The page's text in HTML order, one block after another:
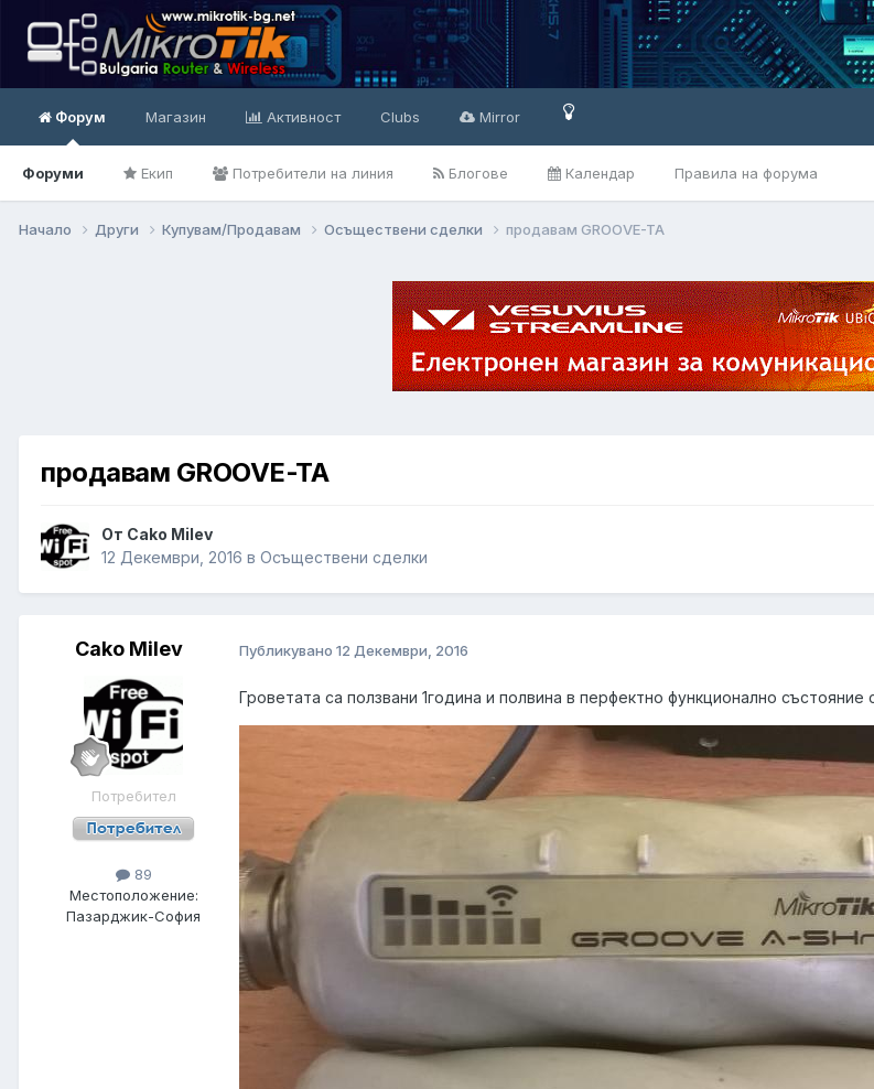
Форум
Форуми Екип Потребители на линия Блогове Календар Правила на форума
Магазин Активност Clubs Mirror
Начало Други Купувам/Продавам Осъществени сделки продавам GROOVE-TA
продавам GROOVE-TA
От Cako Milev
12 Декември, 2016 в Осъществени сделки
Cako Milev
Потребител
89
Местоположение:
Пазарджик-София
Публикувано 12 Декември, 2016
Гроветата са ползвани 1година и полвина в перфектно функционално